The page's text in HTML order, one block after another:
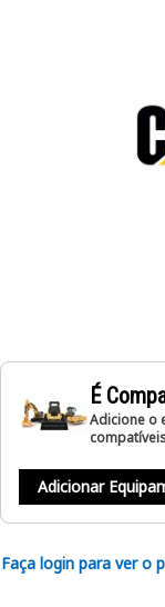
É
Adicione o
Adicionar
Faça login para ver o